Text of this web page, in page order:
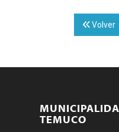
Volver
TEMUCO